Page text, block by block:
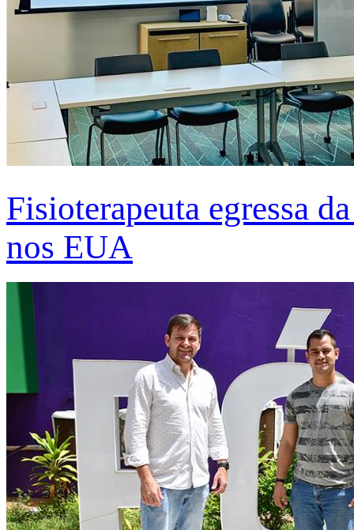
Fisioterapeuta egressa
nos EUA